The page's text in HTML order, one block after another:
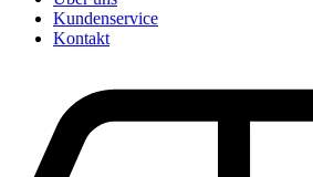
Kundenservice
Kontakt